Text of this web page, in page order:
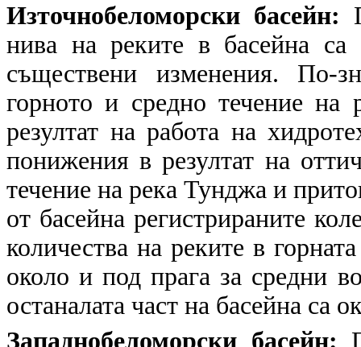
Източнобеломорски басейн:
нива на реките в басейна
съществени изменения. По-
горното и средно течение
резултат на работа на
понижения в резултат на
течение на река Тунджа и
от басейна регистрираните
количества на реките в
около и под прага за средни
останалата част на басейна са
Западнобеломорски басейн: